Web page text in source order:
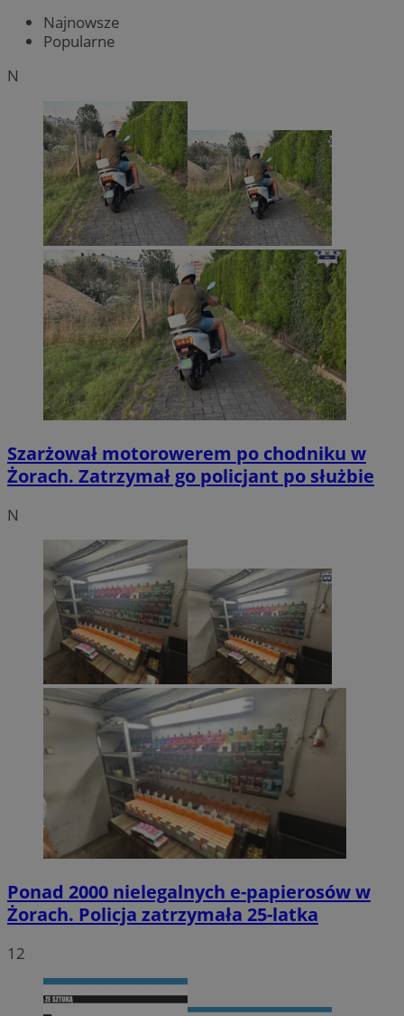
Najnowsze
Popularne
N
Szarżował motorowerem po chodniku w
Żorach. Zatrzymał go policjant po służbie
N
Ponad 2000 nielegalnych e-papierosów w
Żorach. Policja zatrzymała 25-latka
12